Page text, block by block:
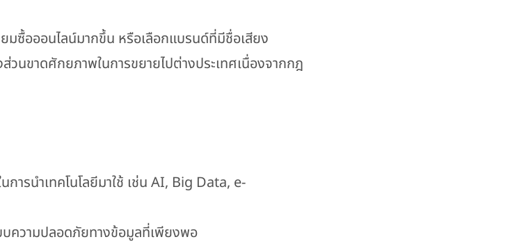
มซื้อออนไลน์มากขึ้น หรือเลือกแบรนด์ที่มีชื่อเสียง
วนขาดศักยภาพในการขยายไปต่างประเทศเนื่องจากกฎ
การนำเทคโนโลยีมาใช้ เช่น AI, Big Data, e-
บความปลอดภัยทางข้อมูลที่เพียงพอ